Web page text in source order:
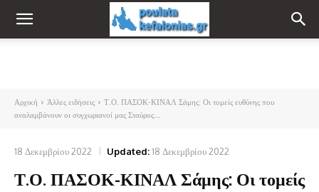
Αρχική Άλλες ειδήσεις
Τ.Ο. ΠΑΣΟΚ-ΚΙΝΑΛ Σάμης: Οι τομείς ευθύνης που
αναλαμβάνουν οι συγχωριανοί μας Σταύρος...
18 Δεκεμβρίου 2022 Updated:18 Δεκεμβρίου 2022
Τ.Ο. ΠΑΣΟΚ-ΚΙΝΑΛ Σάμης: Οι τομείς